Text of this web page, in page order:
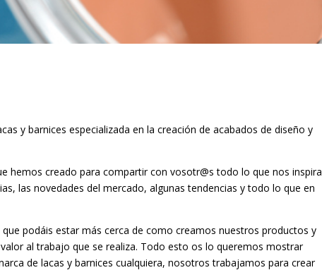
y barnices especializada en la creación de acabados de diseño y
hemos creado para compartir con vosotr@s todo lo que nos inspira
las novedades del mercado, algunas tendencias y todo lo que en
podáis estar más cerca de como creamos nuestros productos y
al trabajo que se realiza. Todo esto os lo queremos mostrar
de lacas y barnices cualquiera, nosotros trabajamos para crear